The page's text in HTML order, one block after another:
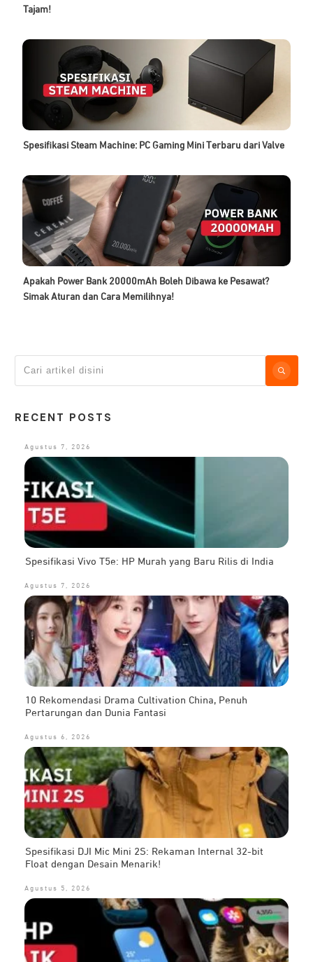
Tajam!
Spesifikasi Steam Machine: PC Gaming Mini Terbaru dari Valve
Apakah Power Bank 20000mAh Boleh Dibawa ke Pesawat?
Simak Aturan dan Cara Memilihnya!
RECENT POSTS
Agustus 7, 2026
Spesifikasi Vivo T5e: HP Murah yang Baru Rilis di India
Agustus 7, 2026
10 Rekomendasi Drama Cultivation China, Penuh
Pertarungan dan Dunia Fantasi
Agustus 6, 2026
Spesifikasi DJI Mic Mini 2S: Rekaman Internal 32-bit
Float dengan Desain Menarik!
Agustus 5, 2026